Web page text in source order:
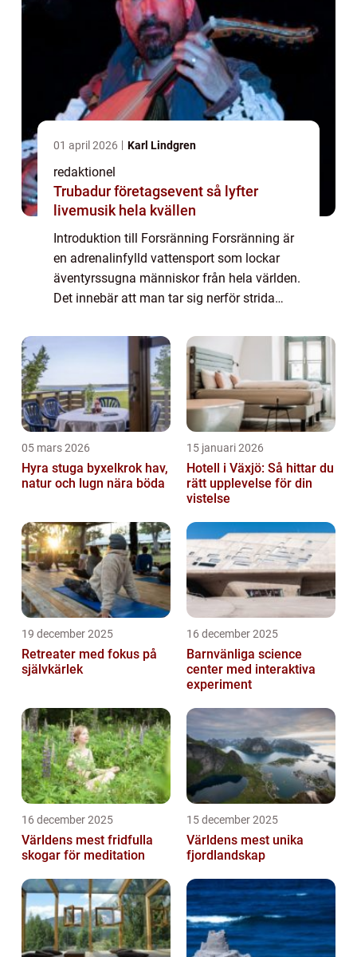
01 april 2026 Karl Lindgren
redaktionel
Trubadur företagsevent så lyfter
livemusik hela kvällen
Introduktion till Forsränning Forsränning är
en adrenalinfylld vattensport som lockar
äventyrssugna människor från hela världen.
Det innebär att man tar sig nerför strida
kanot. Forsränning erbjuder en unik...
05 mars 2026
Hyra stuga byxelkrok hav,
natur och lugn nära böda
15 januari 2026
Hotell i Växjö: Så hittar du
rätt upplevelse för din
vistelse
19 december 2025
Retreater med fokus på
självkärlek
16 december 2025
Barnvänliga science
center med interaktiva
experiment
16 december 2025
Världens mest fridfulla
skogar för meditation
15 december 2025
Världens mest unika
fjordlandskap